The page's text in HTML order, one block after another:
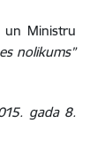
un Ministru
nolikums”
gada 8.